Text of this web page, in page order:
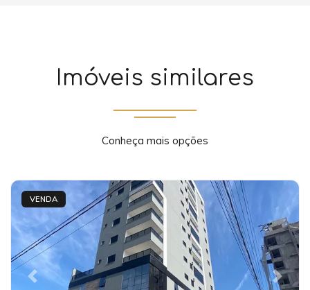
Imóveis similares
Conheça mais opções
VENDA
Previous Next